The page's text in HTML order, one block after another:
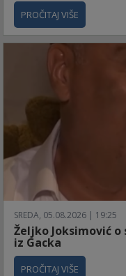
PROČITAJ VIŠE
SREDA, 05.08.2026 | 19:25
Željko Joksimović
iz Gacka
PROČITAJ VIŠE